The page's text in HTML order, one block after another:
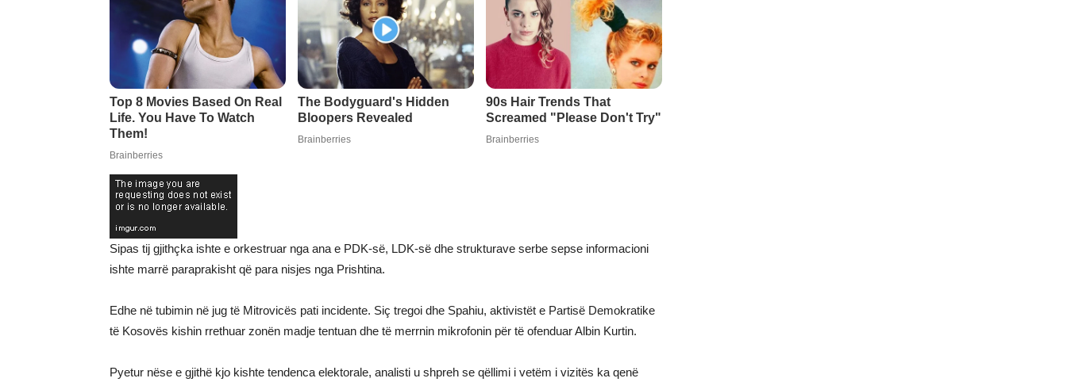
Sipas tij gjithçka ishte e orkestruar nga ana e PDK-së, LDK-së dhe strukturave serbe sepse informacioni
ishte marrë paraprakisht që para nisjes nga Prishtina.
Edhe në tubimin në jug të Mitrovicës pati incidente. Siç tregoi dhe Spahiu, aktivistët e Partisë Demokratike
të Kosovës kishin rrethuar zonën madje tentuan dhe të merrnin mikrofonin për të ofenduar Albin Kurtin.
Pyetur nëse e gjithë kjo kishte tendenca elektorale, analisti u shpreh se qëllimi i vetëm i vizitës ka qenë